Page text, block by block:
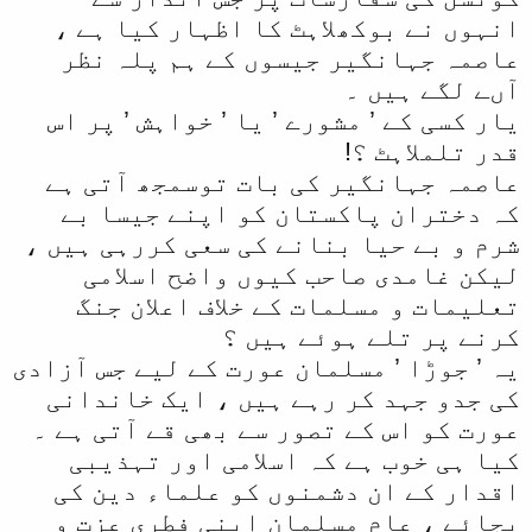
انہوں نے بوکھلاہٹ کا اظہار کیا ہے ،
عاصمہ جہانگیر جیسوں کے ہم پلہ نظر
آںے لگے ہیں ۔
یار کسی کے ’ مشورے ’ یا ’ خواہش ’ پر اس
قدر تلملاہٹ ؟!
عاصمہ جہانگیر کی بات توسمجھ آتی ہے
کہ دختران پاکستان کو اپنے جیسا بے
شرم و بے حیا بنانے کی سعی کررہی ہیں ،
لیکن غامدی صاحب کیوں واضح اسلامی
تعلیمات و مسلمات کے خلاف اعلان جنگ
کرنے پر تلے ہوئے ہیں ؟
یہ ’ جوڑا ’ مسلمان عورت کے لیے جس آزادی
کی جدو جہد کر رہے ہیں ، ایک خاندانی
عورت کو اس کے تصور سے بھی قے آتی ہے ۔
کیا ہی خوب ہے کہ اسلامی اور تہذیبی
اقدار کے ان دشمنوں کو علماء دین کی
بجائے ، عام مسلمان اپنی فطری عزت و